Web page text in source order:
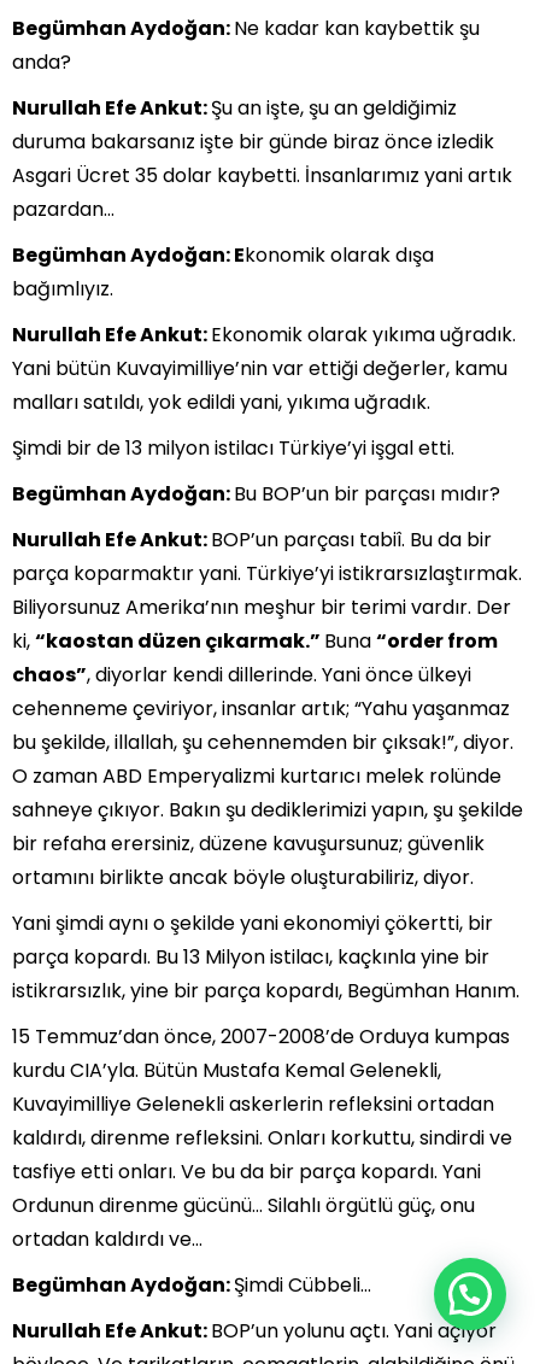
Begümhan Aydoğan:Ne kadar kan kaybettik şu
anda?
Nurullah Efe Ankut:Şu an işte, şu an geldiğimiz
duruma bakarsanız işte bir günde biraz önce izledik
Asgari Ücret 35 dolar kaybetti. İnsanlarımız yani artık
pazardan…
Begümhan Aydoğan: Ekonomik olarak dışa
bağımlıyız.
Nurullah Efe Ankut:Ekonomik olarak yıkıma uğradık.
Yani bütün Kuvayimilliye’nin var ettiği değerler, kamu
malları satıldı, yok edildi yani, yıkıma uğradık.
Şimdi bir de 13 milyon istilacı Türkiye’yi işgal etti.
Begümhan Aydoğan:Bu BOP’un bir parçası mıdır?
Nurullah Efe Ankut:BOP’un parçası tabiî. Bu da bir
parça koparmaktır yani. Türkiye’yi istikrarsızlaştırmak.
Biliyorsunuz Amerika’nın meşhur bir terimi vardır. Der
ki,“kaostan düzen çıkarmak.” Buna“order from
chaos”, diyorlar kendi dillerinde. Yani önce ülkeyi
cehenneme çeviriyor, insanlar artık; “Yahu yaşanmaz
bu şekilde, illallah, şu cehennemden bir çıksak!”, diyor.
O zaman ABD Emperyalizmi kurtarıcı melek rolünde
sahneye çıkıyor. Bakın şu dediklerimizi yapın, şu şekilde
bir refaha erersiniz, düzene kavuşursunuz; güvenlik
ortamını birlikte ancak böyle oluşturabiliriz, diyor.
Yani şimdi aynı o şekilde yani ekonomiyi çökertti, bir
parça kopardı. Bu 13 Milyon istilacı, kaçkınla yine bir
istikrarsızlık, yine bir parça kopardı, Begümhan Hanım.
15 Temmuz’dan önce, 2007-2008’de Orduya kumpas
kurdu CIA’yla. Bütün Mustafa Kemal Gelenekli,
Kuvayimilliye Gelenekli askerlerin refleksini ortadan
kaldırdı, direnme refleksini. Onları korkuttu, sindirdi ve
tasfiye etti onları. Ve bu da bir parça kopardı. Yani
Ordunun direnme gücünü… Silahlı örgütlü güç, onu
ortadan kaldırdı ve…
Begümhan Aydoğan:Şimdi Cübbeli…
Nurullah Efe Ankut:BOP’un yolunu açtı. Yani açıyor